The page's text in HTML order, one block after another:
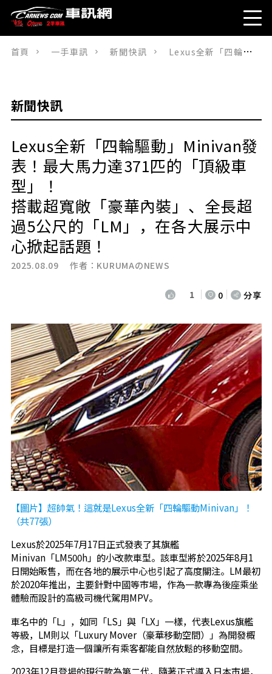
首頁 一手車訊 新聞快訊 Lexus全新「四輪驅動」Minivan發表！最大馬力達371匹的「頂級車型」！搭載超寬敞「豪華內裝」、全長超過5公尺的「LM」，在各大展示中心掀起話題！
新聞快訊
Lexus全新「四輪驅動」Minivan發
表！最大馬力達371匹的「頂級車
型」！
搭載超寬敞「豪華內裝」、全長超
過5公尺的「LM」，在各大展示中
心掀起話題！
2025.08.09 作者： KURUMAのNEWS
1 0 分享
【圖片】超帥氣！這就是Lexus全新「四輪驅動Minivan」！
（共77張）
Lexus於2025年7月17日正式發表了其旗艦
Minivan「LM500h」的小改款車型。該車型將於2025年8月1
日開始販售，而在各地的展示中心也引起了高度關注。LM最初
於2020年推出，主要針對中國等市場，作為一款專為後座乘坐
體驗而設計的高級司機代駕用MPV。
車名中的「L」，如同「LS」與「LX」一樣，代表Lexus旗艦
等級，LM則以「Luxury Mover（豪華移動空間）」為開發概
念，目標是打造一個讓所有乘客都能自然放鬆的移動空間。
2023年12月登場的現行款為第二代，隨著正式導入日本市場，